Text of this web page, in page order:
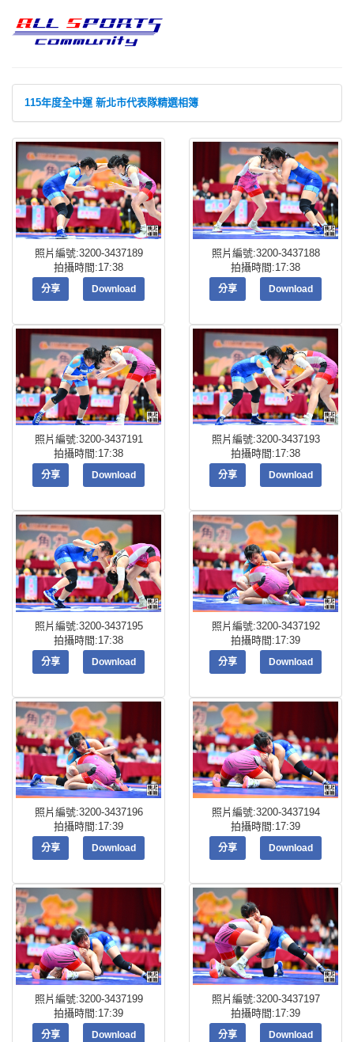
115年度全中運 新北市代表隊精選相簿
照片編號:3200-3437189
拍攝時間:17:38
分享 Download
照片編號:3200-3437188
拍攝時間:17:38
分享 Download
照片編號:3200-3437191
拍攝時間:17:38
分享 Download
照片編號:3200-3437193
拍攝時間:17:38
分享 Download
照片編號:3200-3437195
拍攝時間:17:38
分享 Download
照片編號:3200-3437192
拍攝時間:17:39
分享 Download
照片編號:3200-3437196
拍攝時間:17:39
分享 Download
照片編號:3200-3437194
拍攝時間:17:39
分享 Download
照片編號:3200-3437199
拍攝時間:17:39
分享 Download
照片編號:3200-3437197
拍攝時間:17:39
分享 Download